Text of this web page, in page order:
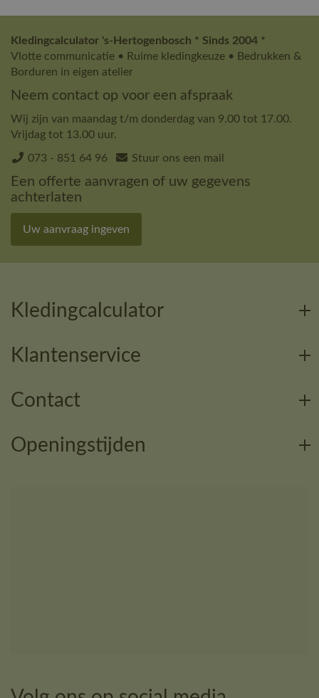
Kledingcalculator 's-Hertogenbosch * Sinds 2004 *
Vlotte communicatie • Ruime kledingkeuze • Bedrukken &
Borduren in eigen atelier
Neem contact op voor een afspraak
Wij zijn van maandag t/m donderdag van 9.00 tot 17.00.
Vrijdag tot 13.00 uur.
073 - 851 64 96 Stuur ons een mail
Een offerte aanvragen of uw gegevens
achterlaten
Uw aanvraag ingeven
Kledingcalculator
Klantenservice
Contact
Openingstijden